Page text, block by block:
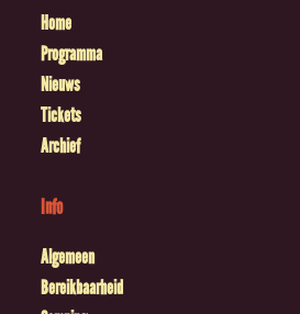
Home
Programma
Nieuws
Tickets
Archief
Info
Algemeen
Bereikbaarheid